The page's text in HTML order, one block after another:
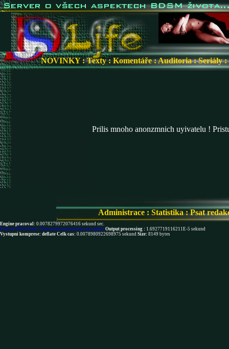
NOVINKY:Texty: Komentáře:Auditoria:Seriály:
Prilis mnoho anonzmnich uyivatelu !
Administrace : Statistika:Psat
Engine pracoval: 0.0078279972076416 sekund sec.
You are NOT robot. Download restrictions not apply Output processing : 1.6927719116211E-5 sekund
Vystupni komprese: deflate Celk cas: 0.0078980922698975 sekund Size: 8149 bytes